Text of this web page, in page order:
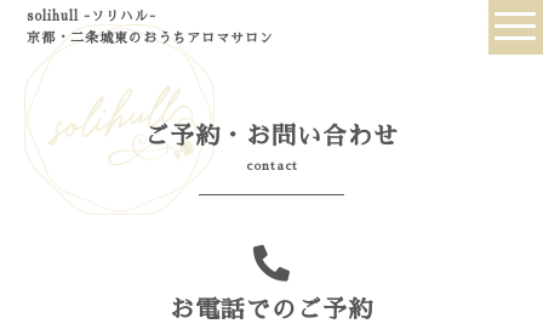
solihull -ソリハル-
京都・二条城東のおうちアロマサロン
ご予約・お問い合わせ
contact
お電話でのご予約